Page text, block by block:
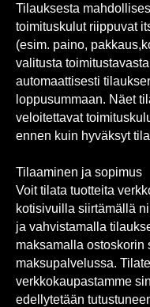
Tilauksesta
toimituskulut riippuvat
(esim. paino,
valitusta
automaattisesti
loppusummaan. Näet
veloitettavat
ennen kuin hyväksyt
Tilaaminen ja sopimus
Voit tilata tuotteita
kotisivuilla siirtämällä
ja vahvistamalla
maksamalla ostoskorin
maksupalvelussa.
verkkokaupastamme
edellytetään